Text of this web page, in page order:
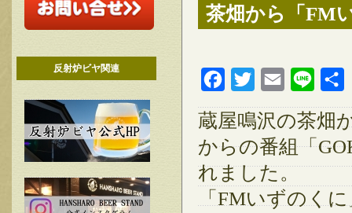
反射炉ビヤ関連
茶畑から「FM
FacebookTwitter Email Line
蔵屋鳴沢の茶畑
からの番組「
れました。
「FMいずのく